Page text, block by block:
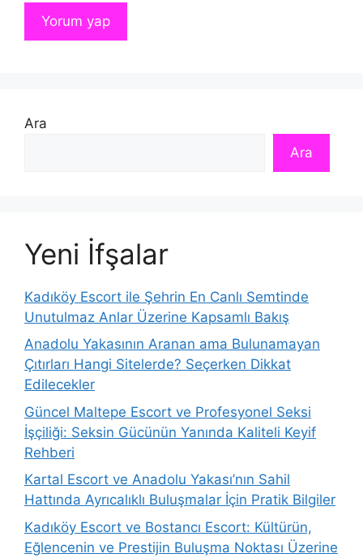
Ara
Ara
Yeni İfşalar
Kadıköy Escort ile Şehrin En Canlı Semtinde
Unutulmaz Anlar Üzerine Kapsamlı Bakış
Anadolu Yakasının Aranan ama Bulunamayan
Çıtırları Hangi Sitelerde? Seçerken Dikkat
Edilecekler
Güncel Maltepe Escort ve Profesyonel Seksi
İşçiliği: Seksin Gücünün Yanında Kaliteli Keyif
Rehberi
Kartal Escort ve Anadolu Yakası’nın Sahil
Hattında Ayrıcalıklı Buluşmalar İçin Pratik Bilgiler
Kadıköy Escort ve Bostancı Escort: Kültürün,
Eğlencenin ve Prestijin Buluşma Noktası Üzerine